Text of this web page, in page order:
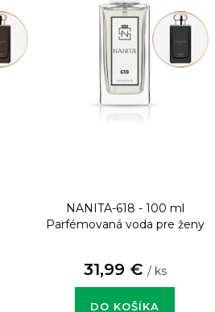
NANITA-618 - 100 ml
Parfémovaná voda pre ženy
31,99 € / ks
DO KOŠÍKA